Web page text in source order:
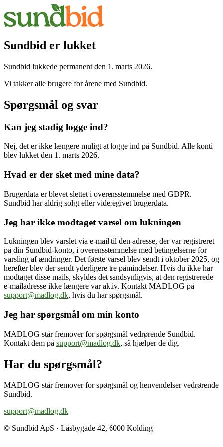
Sundbid er lukket
Sundbid lukkede permanent den 1. marts 2026.
Vi takker alle brugere for årene med Sundbid.
Spørgsmål og svar
Kan jeg stadig logge ind?
Nej, det er ikke længere muligt at logge ind på Sundbid. Alle konti
blev lukket den 1. marts 2026.
Hvad er der sket med mine data?
Brugerdata er blevet slettet i overensstemmelse med GDPR.
Sundbid har aldrig solgt eller videregivet brugerdata.
Jeg har ikke modtaget varsel om lukningen
Lukningen blev varslet via e-mail til den adresse, der var registreret
på din Sundbid-konto, i overensstemmelse med betingelserne for
varsling af ændringer. Det første varsel blev sendt i oktober 2025, og
herefter blev der sendt yderligere tre påmindelser. Hvis du ikke har
modtaget disse mails, skyldes det sandsynligvis, at den registrerede
e-mailadresse ikke længere var aktiv. Kontakt MADLOG på
support@madlog.dk, hvis du har spørgsmål.
Jeg har spørgsmål om min konto
MADLOG står fremover for spørgsmål vedrørende Sundbid.
Kontakt dem på support@madlog.dk, så hjælper de dig.
Har du spørgsmål?
MADLOG står fremover for spørgsmål og henvendelser vedrørende
Sundbid.
support@madlog.dk
© Sundbid ApS · Låsbygade 42, 6000 Kolding